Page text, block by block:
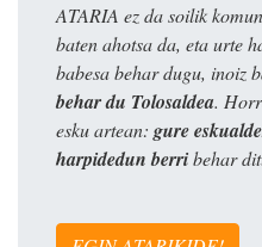
ATARIA ez da soilik
baten ahotsa da, eta urte
babesa behar dugu, inoiz
behar du Tolosaldea.
esku artean: gure
harpidedun berribehar